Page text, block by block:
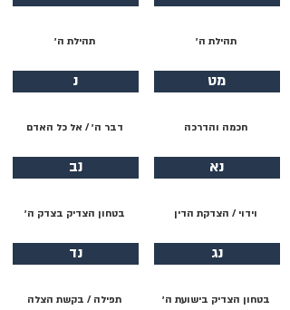
תהילת ה׳
מט
חכמה והדרכה
נא
וידוי / הצדקת הדין
נג
בטחון הצדיק בישועת ה׳
תהילת ה׳
נ
דבר ה׳ / אל כל האדם
נב
בטחון הצדיק בצדק ה׳
נד
תפילה / בקשת הצלה